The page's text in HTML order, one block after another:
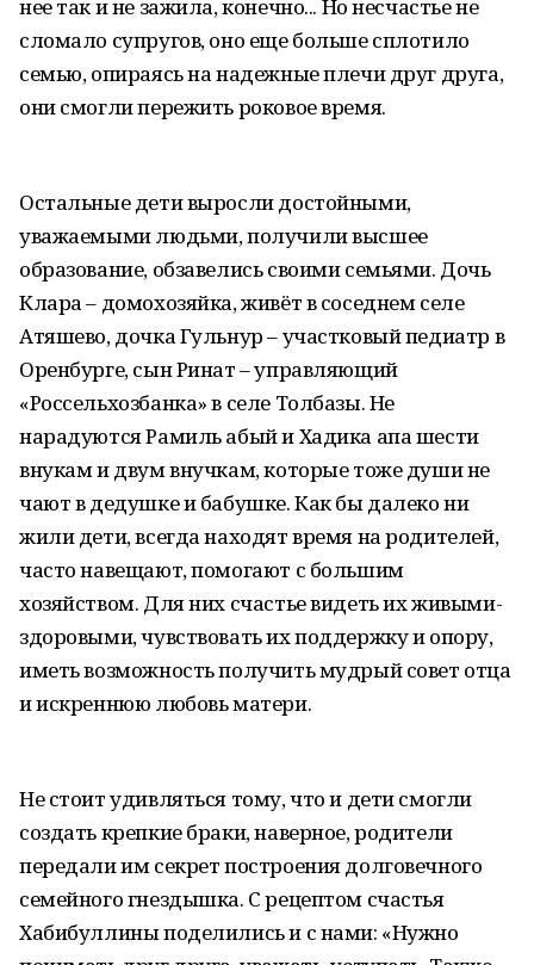
нее так и не зажила, конечно... Но несчастье не
сломало супругов, оно еще больше сплотило
семью, опираясь на надежные плечи друг друга,
они смогли пережить роковое время.
Остальные дети выросли достойными,
уважаемыми людьми, получили высшее
образование, обзавелись своими семьями. Дочь
Клара – домохозяйка, живёт в соседнем селе
Атяшево, дочка Гульнур – участковый педиатр в
Оренбурге, сын Ринат – управляющий
«Россельхозбанка» в селе Толбазы. Не
нарадуются Рамиль абый и Хадика апа шести
внукам и двум внучкам, которые тоже души не
чают в дедушке и бабушке. Как бы далеко ни
жили дети, всегда находят время на родителей,
часто навещают, помогают с большим
хозяйством. Для них счастье видеть их живыми-
здоровыми, чувствовать их поддержку и опору,
иметь возможность получить мудрый совет отца
и искреннюю любовь матери.
Не стоит удивляться тому, что и дети смогли
создать крепкие браки, наверное, родители
передали им секрет построения долговечного
семейного гнездышка. С рецептом счастья
Хабибуллины поделились и с нами: «Нужно